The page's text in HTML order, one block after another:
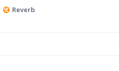
Reverb